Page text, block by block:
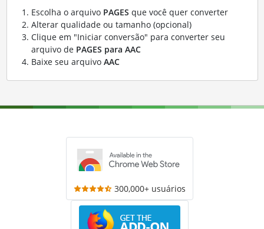
Escolha o arquivo PAGES que você quer converter
Alterar qualidade ou tamanho (opcional)
Clique em "Iniciar conversão" para converter seu
arquivo de PAGES para AAC
Baixe seu arquivo AAC
300,000+ usuários